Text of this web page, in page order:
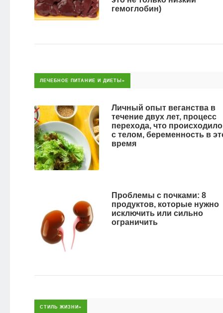
гемоглобин)
ЛЕЧЕБНОЕ ПИТАНИЕ И ДИЕТЫ»
Личный опыт веганства в
течение двух лет, процесс
перехода, что происходило
с телом, беременность в
время
Проблемы с почками: 8
продуктов, которые нужно
исключить или сильно
ограничить
СТИЛЬ ЖИЗНИ»